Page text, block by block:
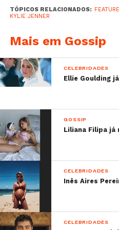
TÓPICOS RELACIONADOS:
KYLIE JENNER
Mais em Gossip
CELEBRIDADES
Ellie Goulding
GOSSIP
Liliana Filipa já
CELEBRIDADES
Inês Aires
CELEBRIDADES